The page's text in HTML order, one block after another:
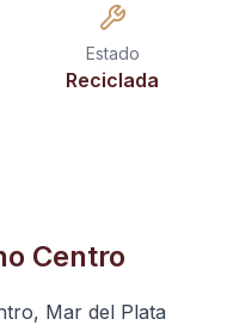
Estado
Reciclada
Centro
Mar del Plata